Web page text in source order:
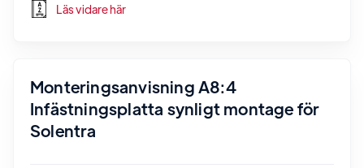
Läs vidare här
Monteringsanvisning A8:4
Infästningsplatta synligt montage för
Solentra